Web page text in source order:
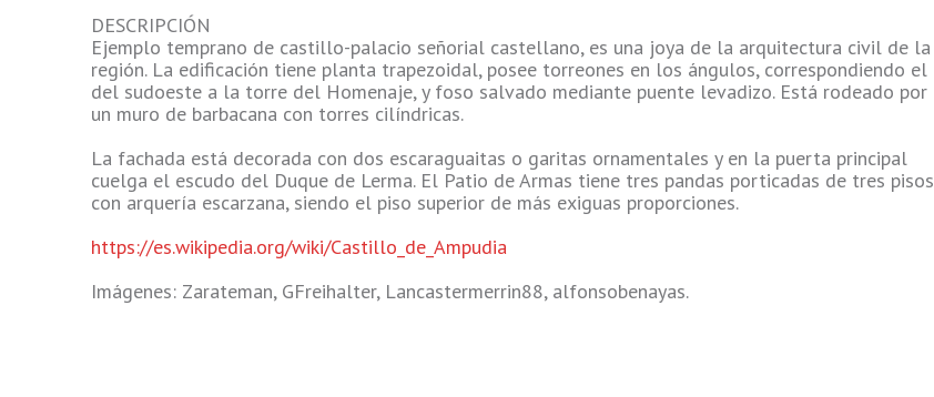
DESCRIPCIÓN
Ejemplo temprano de castillo-palacio señorial castellano, es una joya de la arquitectura civil de la
región. La edificación tiene planta trapezoidal, posee torreones en los ángulos, correspondiendo el
del sudoeste a la torre del Homenaje, y foso salvado mediante puente levadizo. Está rodeado por
un muro de barbacana con torres cilíndricas.
La fachada está decorada con dos escaraguaitas o garitas ornamentales y en la puerta principal
cuelga el escudo del Duque de Lerma. El Patio de Armas tiene tres pandas porticadas de tres pisos
con arquería escarzana, siendo el piso superior de más exiguas proporciones.
https://es.wikipedia.org/wiki/Castillo_de_Ampudia
Imágenes: Zarateman, GFreihalter, Lancastermerrin88, alfonsobenayas.